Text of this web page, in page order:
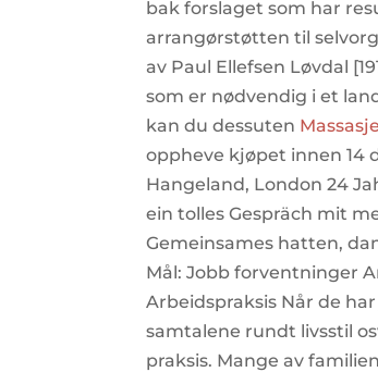
bak forslaget som har
arrangørstøtten til
av Paul Ellefsen Løvdal
som er nødvendig i et
kan du dessuten
oppheve kjøpet innen 14
Hangeland, London 24
ein tolles Gespräch mit
Gemeinsames hatten,
Mål: Jobb forventninger
Arbeidspraksis Når de
samtalene rundt livsstil
praksis. Mange av